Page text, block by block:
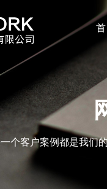
个客户案例都是我们